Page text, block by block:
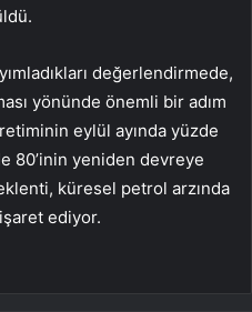
değerlendirmede,
yönünde önemli bir adım
eylül ayında yüzde
80’inin yeniden devreye
küresel petrol arzında
ediyor.